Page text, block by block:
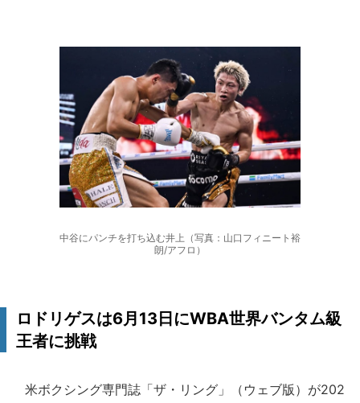
中谷にパンチを打ち込む井上（写真：山口フィニート裕
朗/アフロ）
ロドリゲスは6月13日にWBA世界バンタム級
王者に挑戦
米ボクシング専門誌「ザ・リング」（ウェブ版）が202